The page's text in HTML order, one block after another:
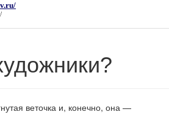
веточка и, конечно, она —